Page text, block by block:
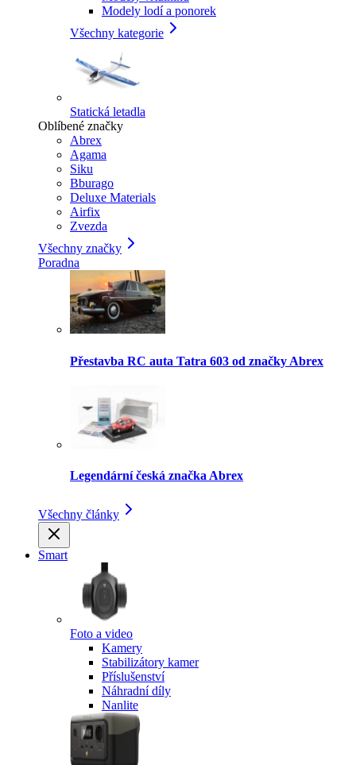
Modely lodí a ponorek
Všechny kategorie
Statická letadla
Oblíbené značky
Abrex
Agama
Siku
Bburago
Deluxe Materials
Airfix
Zvezda
Všechny značky
Poradna
Přestavba RC auta Tatra 603 od značky Abrex
Legendární česká značka Abrex
Všechny články
Smart
Foto a video
Kamery
Stabilizátory kamer
Příslušenství
Náhradní díly
Nanlite